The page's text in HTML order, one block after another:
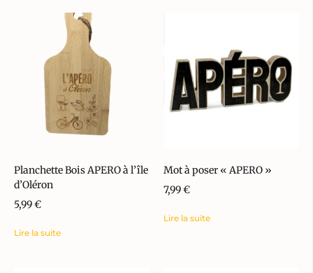
Planchette Bois APERO à l’île
d’Oléron
5,99€
Lire la suite
Mot à poser « APERO »
7,99€
Lire la suite